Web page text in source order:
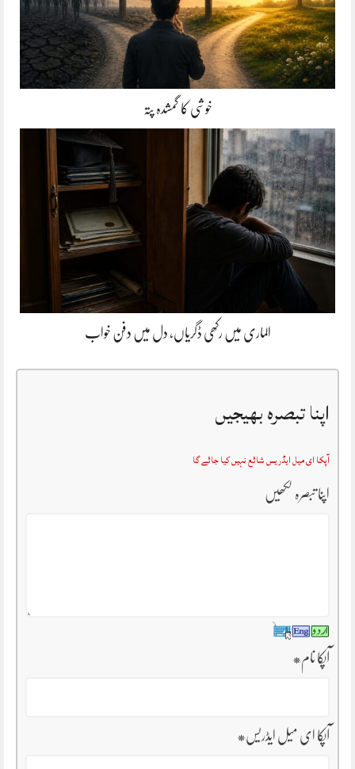
خوشی کا گمشدہ پتہ
الماری میں رکھی ڈگریاں، دل میں دفن خواب
اپنا تبصرہ بھیجیں
آپکا ای میل ایڈریس شائع نہیں کیا جائے گا
اپنا تبصرہ لکھیں
آپکا نام*
آپکا ای میل ایڈریس*